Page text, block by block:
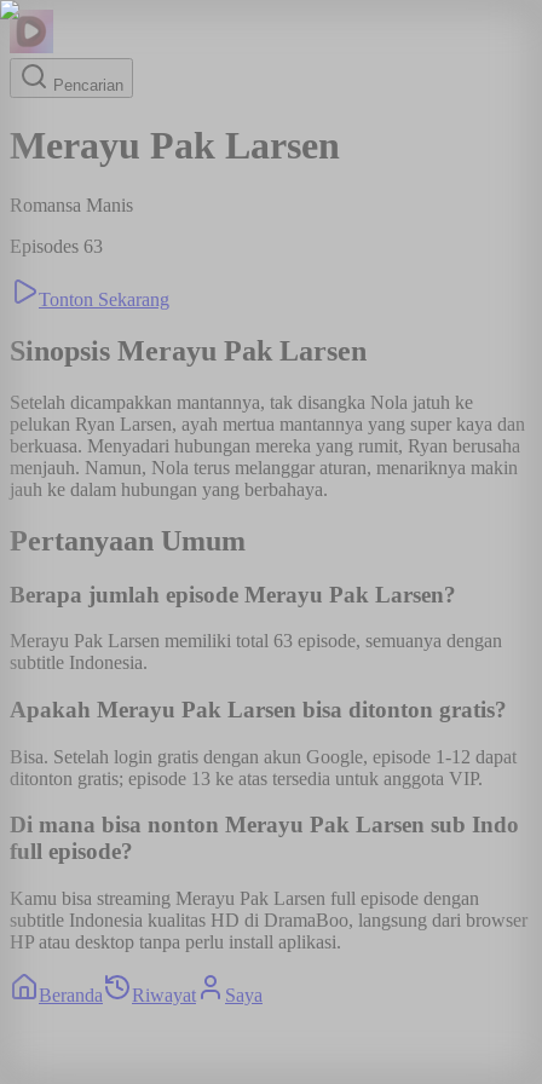
Pencarian
Merayu Pak Larsen
Romansa Manis
Episodes 63
Tonton Sekarang
Sinopsis Merayu Pak Larsen
Setelah dicampakkan mantannya, tak disangka Nola jatuh ke
pelukan Ryan Larsen, ayah mertua mantannya yang super kaya dan
berkuasa. Menyadari hubungan mereka yang rumit, Ryan berusaha
menjauh. Namun, Nola terus melanggar aturan, menariknya makin
jauh ke dalam hubungan yang berbahaya.
Pertanyaan Umum
Berapa jumlah episode Merayu Pak Larsen?
Merayu Pak Larsen memiliki total 63 episode, semuanya dengan
subtitle Indonesia.
Apakah Merayu Pak Larsen bisa ditonton gratis?
Bisa. Setelah login gratis dengan akun Google, episode 1-12 dapat
ditonton gratis; episode 13 ke atas tersedia untuk anggota VIP.
Di mana bisa nonton Merayu Pak Larsen sub Indo
full episode?
Kamu bisa streaming Merayu Pak Larsen full episode dengan
subtitle Indonesia kualitas HD di DramaBoo, langsung dari browser
HP atau desktop tanpa perlu install aplikasi.
Beranda Riwayat Saya